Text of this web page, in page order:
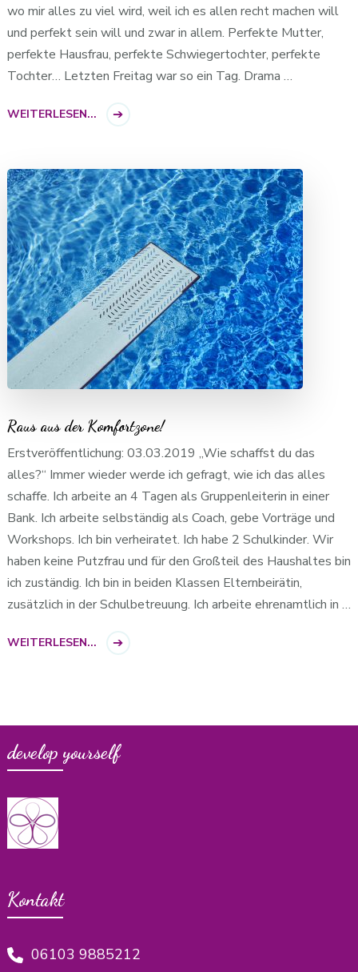
wo mir alles zu viel wird, weil ich es allen recht machen will
und perfekt sein will und zwar in allem. Perfekte Mutter,
perfekte Hausfrau, perfekte Schwiegertochter, perfekte
Tochter… Letzten Freitag war so ein Tag. Drama …
WEITERLESEN...
Raus aus der Komfortzone!
Erstveröffentlichung: 03.03.2019 „Wie schaffst du das
alles?“ Immer wieder werde ich gefragt, wie ich das alles
schaffe. Ich arbeite an 4 Tagen als Gruppenleiterin in einer
Bank. Ich arbeite selbständig als Coach, gebe Vorträge und
Workshops. Ich bin verheiratet. Ich habe 2 Schulkinder. Wir
haben keine Putzfrau und für den Großteil des Haushaltes bin
ich zuständig. Ich bin in beiden Klassen Elternbeirätin,
zusätzlich in der Schulbetreuung. Ich arbeite ehrenamtlich in …
WEITERLESEN...
develop yourself
Kontakt
06103 9885212